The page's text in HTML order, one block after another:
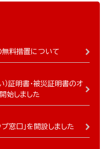
料措置について
証明書・被災証明書のオ
始しました
窓口」を開設しました